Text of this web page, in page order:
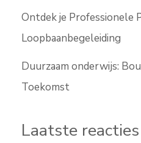
Ontdek je Professionele
Loopbaanbegeleiding
Duurzaam onderwijs:
Toekomst
Laatste reacties